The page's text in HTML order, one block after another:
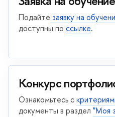
Подайте заявку на
доступны по ссылке.
Конкурс
Ознакомьтесь с
документы в раздел "Моя